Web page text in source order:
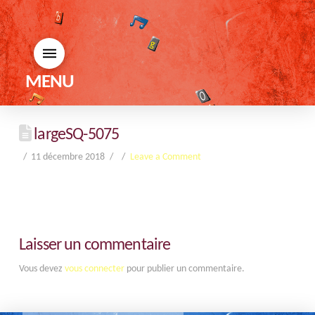
MENU
largeSQ-5075
11 décembre 2018 Leave a Comment
Laisser un commentaire
Vous devez vous connecterpour publier un commentaire.